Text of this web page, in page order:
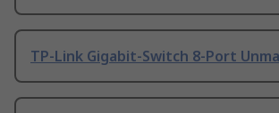
TP-Link Gigabit-Switch 8-Port